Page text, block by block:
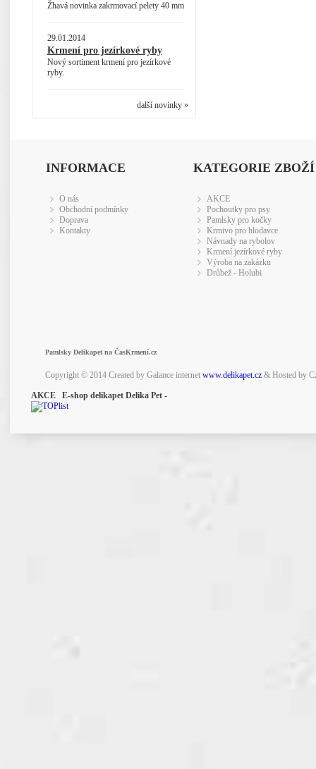
Žhavá novinka zakrmovací pelety 40 mm
29.01.2014
Krmení pro jezírkové ryby
Nový sortiment krmení pro jezírkové
ryby.
další novinky »
INFORMACE
O nás
Obchodní podmínky
Doprava
Kontakty
KATEGORIE ZBOŽÍ
AKCE
Pochoutky pro psy
Pamlsky pro kočky
Krmivo pro hlodavce
Návnady na rybolov
Krmení jezírkové ryby
Výroba na zakázku
Drůbež - Holubi
Pamlsky Delikapet na ČasKrmení.cz
Copyright © 2014 Created by Galance internet www.delikapet.cz& Hosted by
AKCE E-shop delikapet Delika Pet -